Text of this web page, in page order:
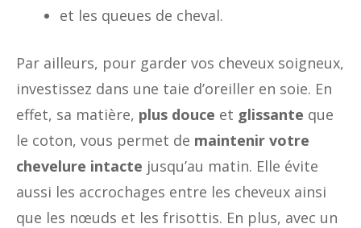
et les queues de cheval.
Par ailleurs, pour garder vos cheveux soigneux,
investissez dans une taie d’oreiller en soie. En
effet, sa matière, plus douce et glissante que
le coton, vous permet de maintenir votre
chevelure intacte jusqu’au matin. Elle évite
aussi les accrochages entre les cheveux ainsi
que les nœuds et les frisottis. En plus, avec un